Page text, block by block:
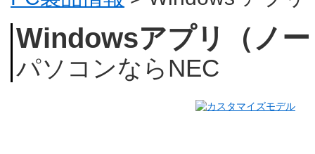
Windowsアプリ（ノ
パソコンならNEC